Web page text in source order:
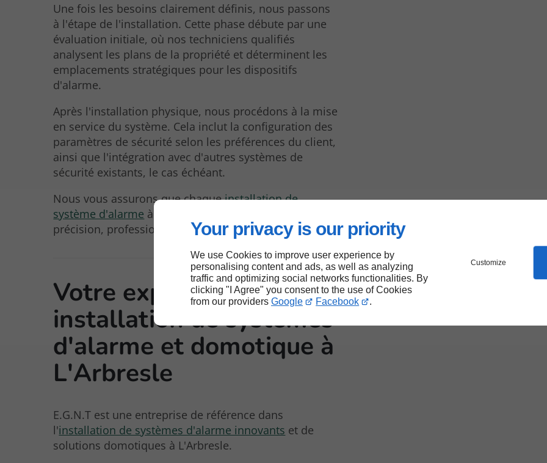
Your privacy is our priority
We use Cookies to improve user experience by
personalising content and ads, as well as analyzing
traffic and optimizing social networks functionalities. By
clicking "I Agree" you consent to the use of Cookies
from our providers Google Facebook .
Customize
Une fois les besoins clairement définis, nous passons
à l'étape de l'installation. Cette phase débute par une
évaluation initiale, où nos techniciens qualifiés
analysent les plans de la propriété et déterminent les
emplacements stratégiques pour les dispositifs
d'alarme.
Après l'installation physique, nous procédons à la mise
en service du système. Cela inclut la configuration des
paramètres de sécurité selon les préférences du client,
ainsi que l'intégration avec d'autres systèmes de
sécurité existants, le cas échéant.
Nous vous assurons que chaqueinstallation de
système d'alarme à L'Arbresle est réalisée avec
précision, professionnalisme et souci du détail.
Votre expert en
installation de systèmes
d'alarme et domotique à
L'Arbresle
E.G.N.T est une entreprise de référence dans
l'installation de systèmes d'alarme innovants et de
solutions domotiques à L'Arbresle.